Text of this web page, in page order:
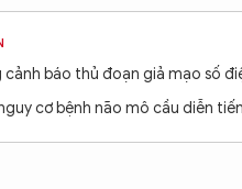
cảnh báo thủ đoạn giả mạo số
cơ bệnh não mô cầu diễn